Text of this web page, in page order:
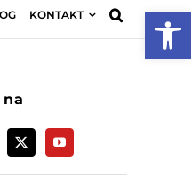
KONTAKT
na